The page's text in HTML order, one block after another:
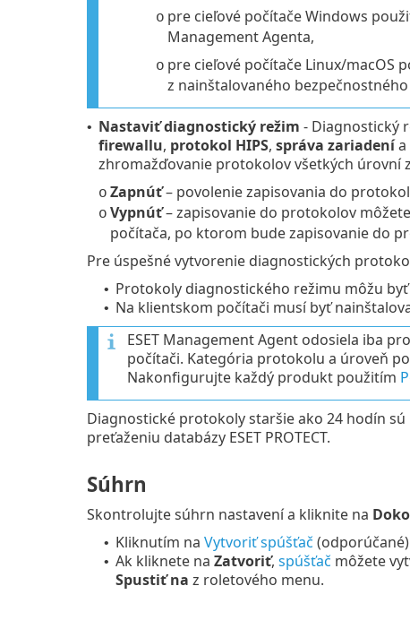
o pre cieľové počítače Windows
Management Agenta,
o pre cieľové počítače Linux/macOS
z nainštalovaného bezpečnostného
• Nastaviť diagnostický režim - Diagnostický
firewallu, protokol HIPS, správa zariadenía
zhromažďovanie protokolov všetkých úrovní
o Zapnúť– povolenie zapisovania do
o Vypnúť– zapisovanie do protokolov
počítača, po ktorom bude zapisovanie do
Pre úspešné vytvorenie diagnostických
• Protokoly diagnostického režimu môžu
• Na klientskom počítači musí byť
ESET Management Agent odosiela iba
počítači. Kategória protokolu a úroveň
Nakonfigurujte každý produkt použitím
Diagnostické protokoly staršie ako 24 hodín
preťaženiu databázy ESET PROTECT.
Súhrn
Skontrolujte súhrn nastavení a kliknite na
• Kliknutím na Vytvoriť spúšťač
• Ak kliknete na Zatvoriť, spúšťač môžete
Spustiť na z roletového menu.